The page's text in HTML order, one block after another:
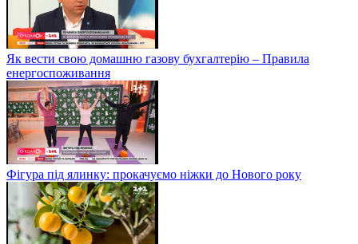
Як вести свою домашню газову бухгалтерію – Правила
енергоспоживання
Фігура під ялинку: прокачуємо ніжки до Нового року